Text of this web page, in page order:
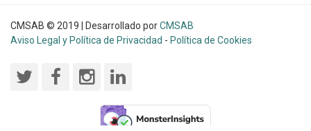
CMSAB © 2019 | Desarrollado porCMSAB
Aviso Legal y Política de Privacidad - Política de Cookies